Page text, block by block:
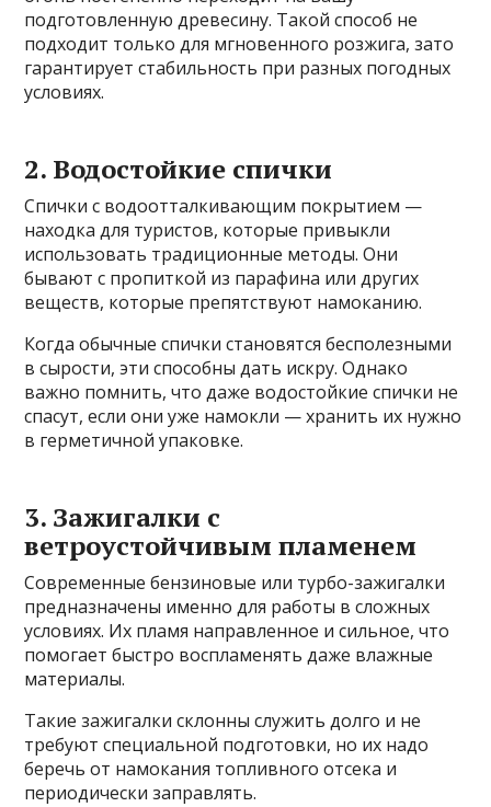
подготовленную древесину. Такой способ не
подходит только для мгновенного розжига, зато
гарантирует стабильность при разных погодных
условиях.
2. Водостойкие спички
Спички с водоотталкивающим покрытием —
находка для туристов, которые привыкли
использовать традиционные методы. Они
бывают с пропиткой из парафина или других
веществ, которые препятствуют намоканию.
Когда обычные спички становятся бесполезными
в сырости, эти способны дать искру. Однако
важно помнить, что даже водостойкие спички не
спасут, если они уже намокли — хранить их нужно
в герметичной упаковке.
3. Зажигалки с
ветроустойчивым пламенем
Современные бензиновые или турбо-зажигалки
предназначены именно для работы в сложных
условиях. Их пламя направленное и сильное, что
помогает быстро воспламенять даже влажные
материалы.
Такие зажигалки склонны служить долго и не
требуют специальной подготовки, но их надо
беречь от намокания топливного отсека и
периодически заправлять.